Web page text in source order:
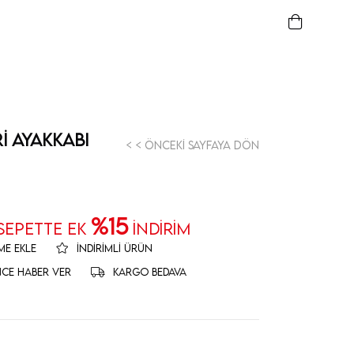
< < Önceki Sayfaya Dön
Ayakkabı
EK %15İNDİRİM
EKLE
İNDIRIMLI ÜRÜN
HABER VER
KARGO BEDAVA